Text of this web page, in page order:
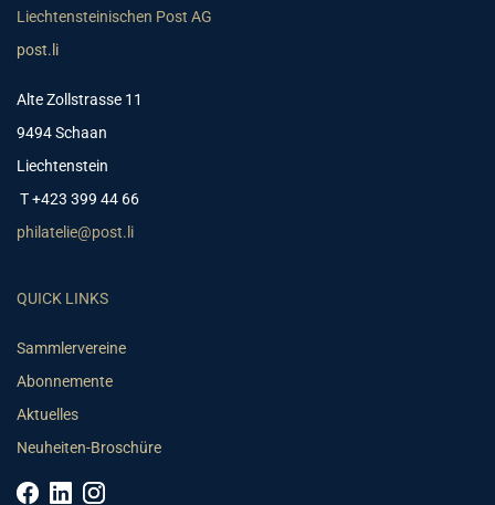
Liechtensteinischen Post AG
post.li
Alte Zollstrasse 11
9494 Schaan
Liechtenstein
T +423 399 44 66
philatelie@post.li
QUICK LINKS
Sammlervereine
Abonnemente
Aktuelles
Neuheiten-Broschüre